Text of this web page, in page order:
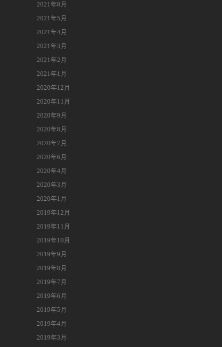
2021年8月
2021年5月
2021年4月
2021年3月
2021年2月
2021年1月
2020年12月
2020年11月
2020年9月
2020年8月
2020年7月
2020年6月
2020年4月
2020年3月
2020年1月
2019年12月
2019年11月
2019年10月
2019年9月
2019年8月
2019年7月
2019年6月
2019年5月
2019年4月
2019年3月